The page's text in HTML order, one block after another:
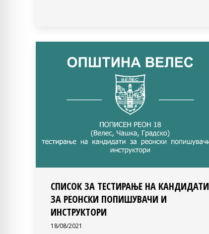
СПИСОК ЗА ТЕСТИРАЊЕ НА КАНДИДАТИ
ЗА РЕОНСКИ ПОПИШУВАЧИ И
ИНСТРУКТОРИ
18/08/2021